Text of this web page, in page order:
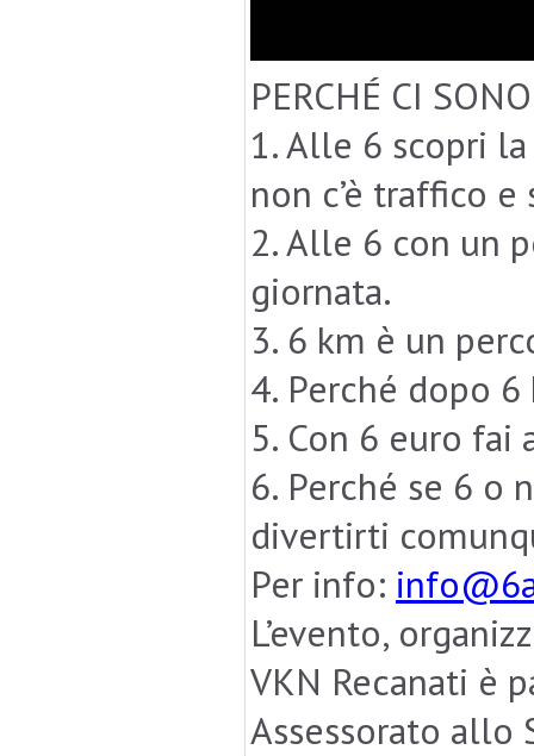
PERCHÉ CI
1. Alle 6 scopri
non c’è traffico
2. Alle 6 con un
giornata.
3. 6 km è un
4. Perché dopo
5. Con 6 euro fai
6. Perché se 6 o
divertirti
Per info:
L’evento,
VKN Recanati è
Assessorato allo